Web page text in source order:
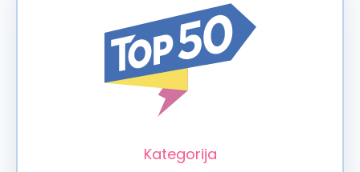
Kategorija